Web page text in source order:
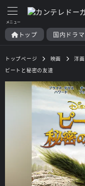
トップ 国内ドラマ
トップページ 映画 洋画
ピートと秘密の友達